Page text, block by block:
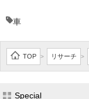
車
TOP > リサーチ >
Special